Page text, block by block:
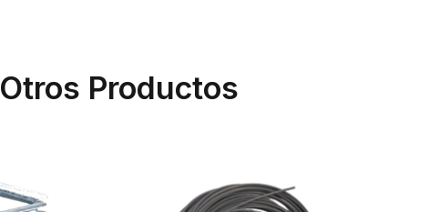
Otros Productos